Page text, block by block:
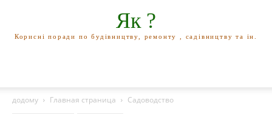
Як ?
Корисні поради по будівництву, ремонту , садівництву та ін.
додому Главная страница Садоводство